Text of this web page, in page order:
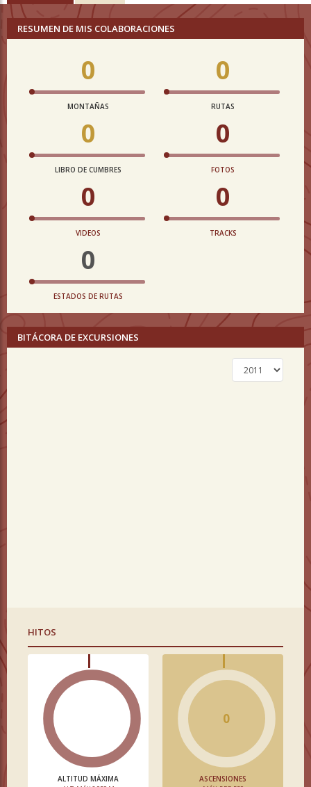
RESUMEN DE MIS COLABORACIONES
0
MONTAÑAS
0
RUTAS
0
LIBRO DE CUMBRES
0
FOTOS
0
VIDEOS
0
TRACKS
0
ESTADOS DE RUTAS
BITÁCORA DE EXCURSIONES
HITOS
ALTITUD MÁXIMA
0
ASCENSIONES